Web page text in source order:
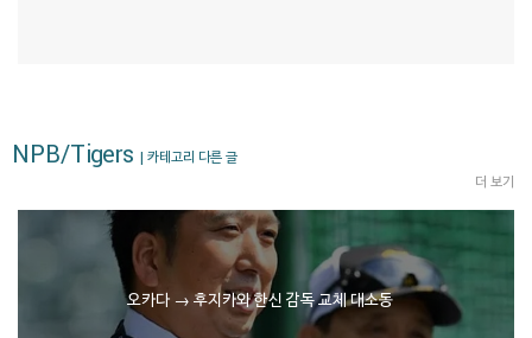
NPB/Tigers | 카테고리 다른 글
더 보기
오카다 → 후지카와 한신 감독 교체 대소동